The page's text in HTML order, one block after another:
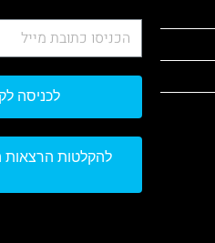
לכניסה
להקלטות הרצאות